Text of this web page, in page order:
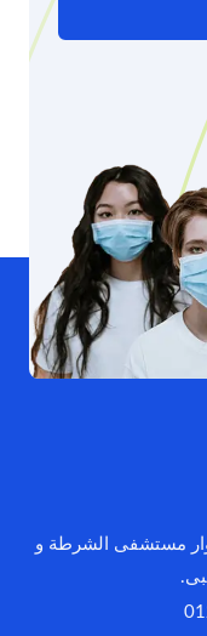
مستشفى الشرطة و